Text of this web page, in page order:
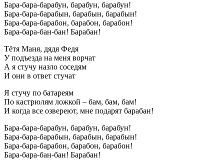
Бара-бара-барабун, барабун, барабун!
Бара-бара-барабын, барабын, барабын!
Бара-бара-барабон, барабон, барабон!
Бара-бара-бан-бан! Барабан!
Тётя Маня, дядя Федя
У подъезда на меня ворчат
А я стучу назло соседям
И они в ответ стучат
Я стучу по батареям
По кастрюлям ложкой – бам, бам, бам!
И когда все озвереют, мне подарят барабан!
Бара-бара-барабун, барабун, барабун!
Бара-бара-барабын, барабын, барабын!
Бара-бара-барабон, барабон, барабон!
Бара-бара-бан-бан! Барабан!